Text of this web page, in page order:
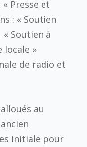
Presse et
: « Soutien
Soutien à
locale »
de radio et
au
initiale pour